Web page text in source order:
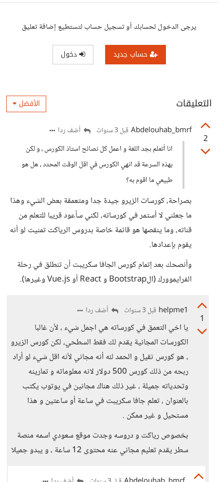
يرجى الدخول لحسابك أو تسجيل حساب لتستطيع إضافة تعليق
حساب جديد دخول
التعليقات الأفضل
2
Abdelouhab_bmrf قبل 3 سنوات
أضف ردا
انا أتعلم بجد اللغة و اعمل كل نصائح استاذ الكورس ، و لكن
بهذه السرعة قد انهي الكورس في اقل الوقت المحدد ، هل هو
طبيعي ما اقوم به؟
بصراحة، كورسات الزيرو جيدة جدا ومتعمقة بعض الشيء وهذا
ما جعلني لا أستمر في كورساته، لكني سأعود قريبا للتعلم من
قناته، وما ينقصها هو قائمة خاصة بدروس الرياكت تمنيت لو أنه
يقوم بإعدادها.
وأنصحك بعد إتمام كورس الجافا سكريبت أن تنطلق في رحلة
الفرايموورك (الBootstrap و React أو Vue.js وغيرها).
1
helpme1 قبل 3 سنوات أضف ردا
يا اخي التعمق في كورساته هي اجمل شيء ، لأن غالبا
الكورسات المجانية يقدم لك فقط السطحي، لكن كورس الزيرو
، هو كورس ثقيل و الحمد لله أنه مجاني لأنه اقل شيء لو أراد
ربحه من ذلك كورس 500 دولار لانه معلوماته و تمارينه
وتحدياته جميلة ، غير ذلك هناك مجانين في يوتوب يكتب
بالعنوان ، تعلم جافا سكريبت في ساعة أو ساعتين و هذا
مستحيل و غير ممكن .
بخصوص رياكت و دروسه وجدت موقع سعودي اسمه منصة
سطر يقدم تعليم مجاني عنه محتوى 12 ساعة ، و يبدو جميلا